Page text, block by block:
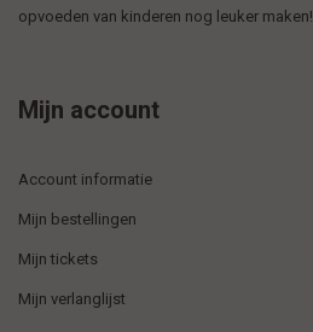
opvoeden van kinderen nog leuker maken!
Mijn account
Account informatie
Mijn bestellingen
Mijn tickets
Mijn verlanglijst